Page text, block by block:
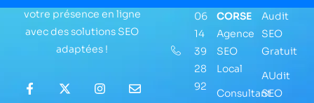
votre présence en ligne
avec des solutions SEO
adaptées !
06
14
39
28
92
CORSE
Agence
SEO
Local
Consultant
Audit
SEO
Gratuit
AUdit
SEO